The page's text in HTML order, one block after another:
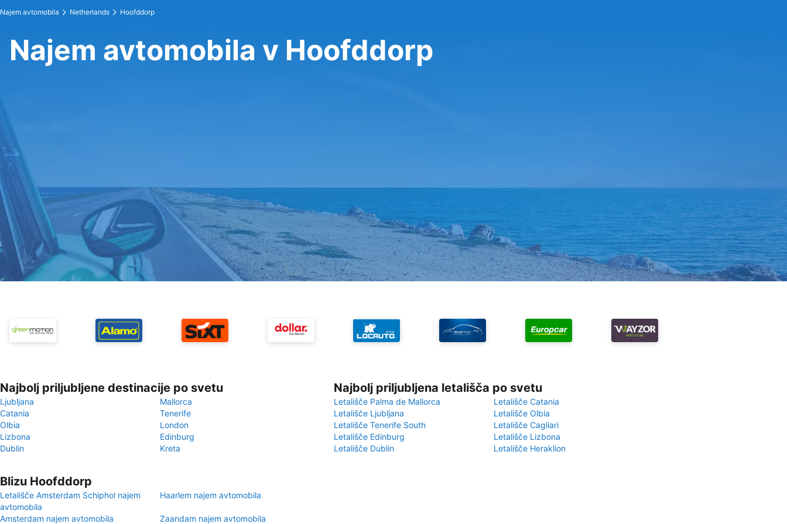
Najem avtomobila Netherlands Hoofddorp
Najem avtomobila v Hoofddorp
Najbolj priljubljene destinacije po svetu
Ljubljana
Mallorca
Catania
Tenerife
Olbia
London
Lizbona
Edinburg
Dublin
Kreta
Najbolj priljubljena letališča po svetu
Letališče Palma de Mallorca
Letališče Catania
Letališče Ljubljana
Letališče Olbia
Letališče Tenerife South
Letališče Cagliari
Letališče Edinburg
Letališče Lizbona
Letališče Dublin
Letališče Heraklion
Blizu Hoofddorp
Letališče Amsterdam Schiphol najem
avtomobila
Haarlem najem avtomobila
Amsterdam najem avtomobila Zaandam najem avtomobila